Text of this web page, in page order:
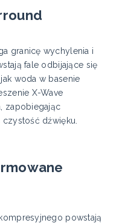
granicę wychylenia i
fale odbijające się
woda w basenie
X-Wave
zapobiegając
dźwięku.
powstają